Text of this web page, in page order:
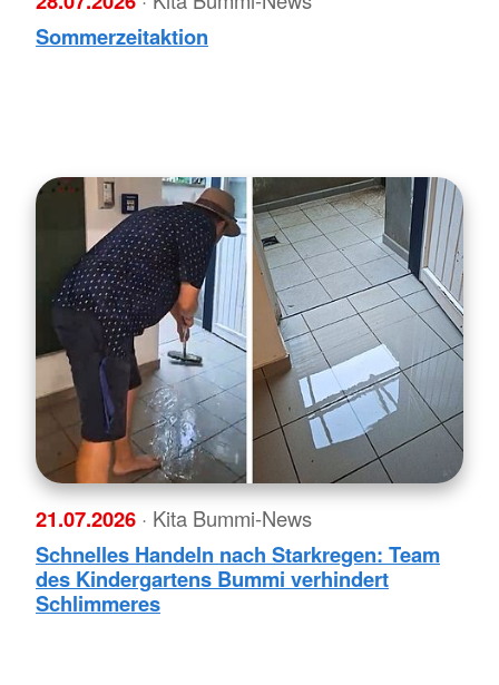
Sommerzeitaktion
21.07.2026 · Kita Bummi-News
Schnelles Handeln nach Starkregen: Team
des Kindergartens Bummi verhindert
Schlimmeres